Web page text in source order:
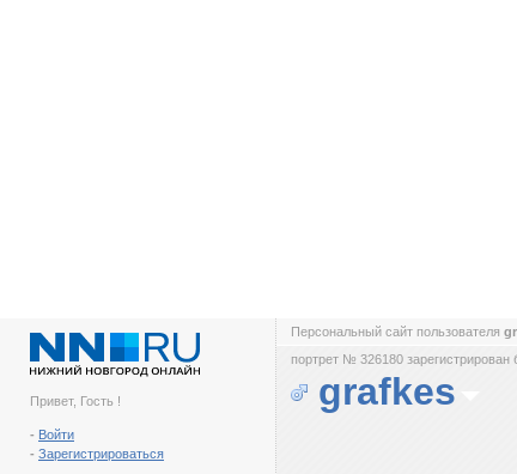
Привет, Гость !
- Войти
- Зарегистрироваться
Персональный сайт пользователя
портрет № 326180 зарегистрирован
grafkes